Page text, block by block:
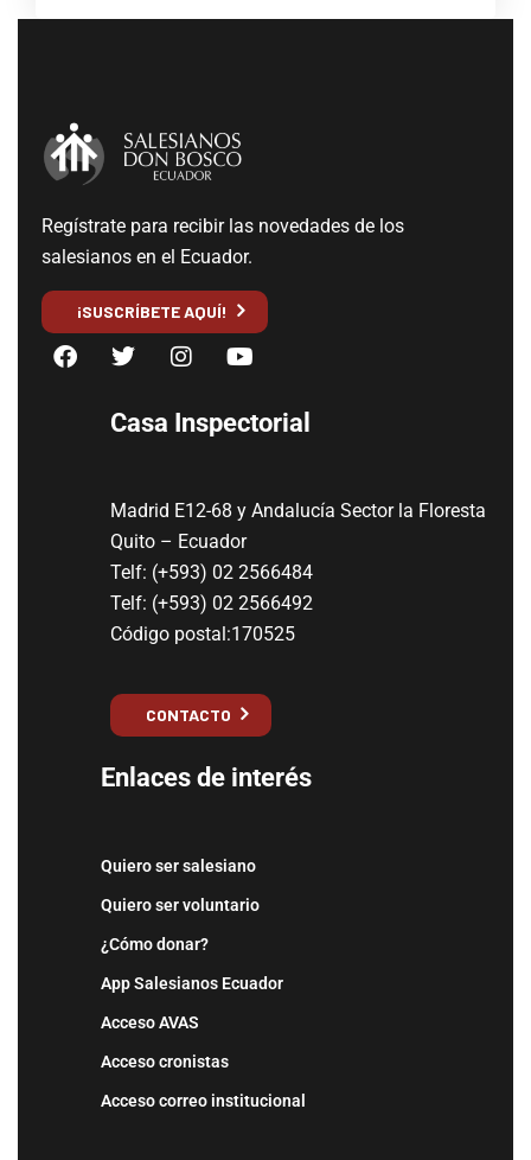
Regístrate para recibir las novedades de los
salesianos en el Ecuador.
¡SUSCRÍBETE AQUÍ!
Casa Inspectorial
Madrid E12-68 y Andalucía Sector la Floresta
Quito – Ecuador
Telf: (+593) 02 2566484
Telf: (+593) 02 2566492
Código postal:170525
CONTACTO
Enlaces de interés
Quiero ser salesiano
Quiero ser voluntario
¿Cómo donar?
App Salesianos Ecuador
Acceso AVAS
Acceso cronistas
Acceso correo institucional